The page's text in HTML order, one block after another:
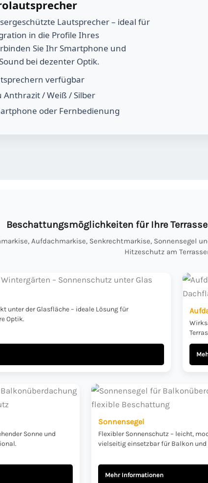
Lautsprecher – ideal für
in die Profile Ihres
Sie Ihr Smartphone und
bei dezenter Optik.
verfügbar
Anthrazit / Weiß / Silber
oder Fernbedienung
Beschattungsmöglichkeiten für Ihre
Aufdachmarkise, Senkrechtmarkise, Sonnensegel
Hitzeschutz am
unter der Glasfläche – ideale Lösung für
Optik.
Sonne und
Sonnensegel
Flexibler Sonnenschutz – leicht,
vielseitig einsetzbar für Balkon und
Mehr Informationen